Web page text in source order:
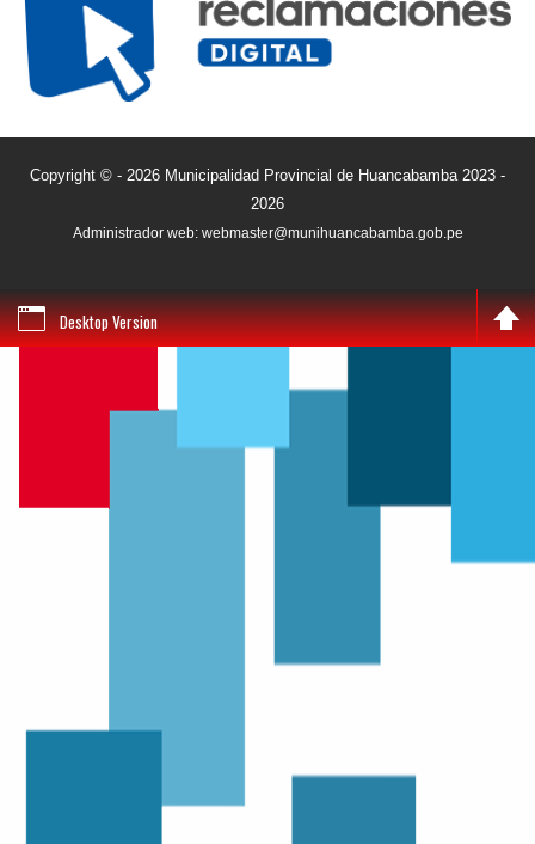
Copyright © - 2026 Municipalidad Provincial de Huancabamba 2023 -
2026
Administrador web: webmaster@munihuancabamba.gob.pe
Desktop Version